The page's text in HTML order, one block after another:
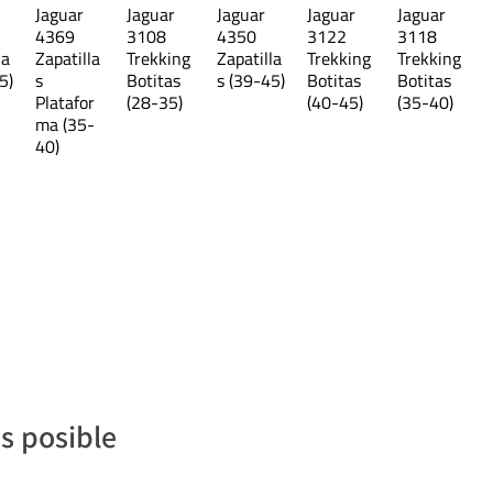
Jaguar
4369
Zapatilla
s
Platafor
ma (35-
40)
Jaguar
3108
Trekking
Botitas
(28-35)
Jaguar
4350
Zapatilla
s (39-45)
Jaguar
3122
Trekking
Botitas
(40-45)
Jaguar
3118
Trekking
Botitas
(35-40)
posible